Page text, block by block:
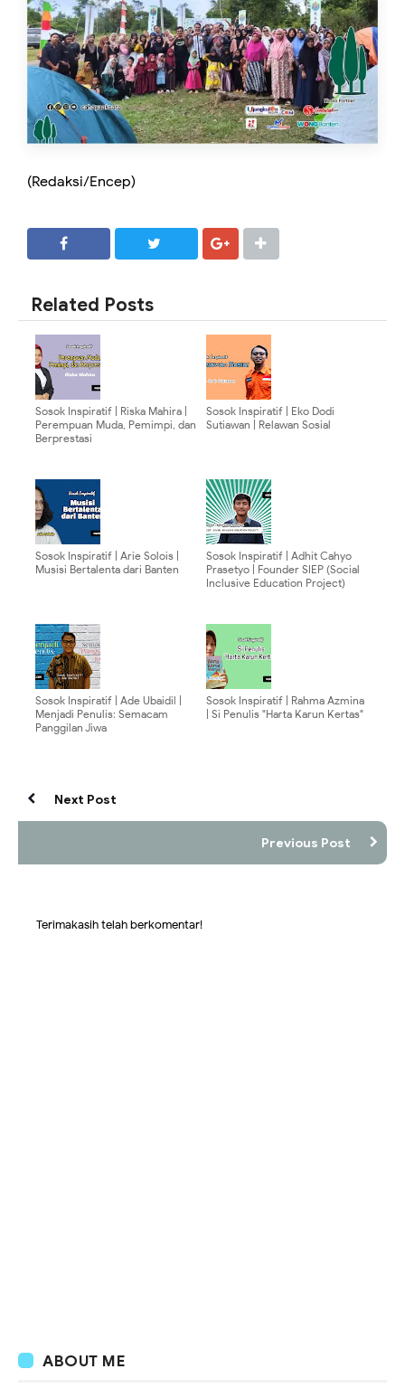
(Redaksi/Encep)
Related Posts
Sosok Inspiratif | Riska Mahira |
Perempuan Muda, Pemimpi, dan
Berprestasi
Sosok Inspiratif | Eko Dodi
Sutiawan | Relawan Sosial
Sosok Inspiratif | Arie Solois |
Musisi Bertalenta dari Banten
Sosok Inspiratif | Adhit Cahyo
Prasetyo | Founder SIEP (Social
Inclusive Education Project)
Sosok Inspiratif | Ade Ubaidil |
Menjadi Penulis: Semacam
Panggilan Jiwa
Sosok Inspiratif | Rahma Azmina
| Si Penulis "Harta Karun Kertas"
Next Post
Previous Post
Terimakasih telah berkomentar!
ABOUT ME